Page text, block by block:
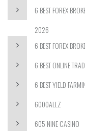
6 BEST FOREX
2026
6 BEST FOREX
6 BEST ONLINE
6 BEST YIELD
6000ALLZ
605 NINE CASINO